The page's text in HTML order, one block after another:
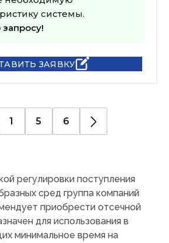
системы.
ЗАЯВКУ
1 5 6
регулировки поступления
сред группа компаний
приобрести отсечной
для использования в
минимальное время на